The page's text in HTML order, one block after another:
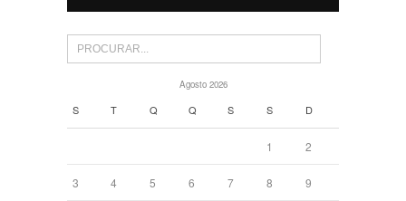
Agosto 2026
S T Q Q S S D
1 2
3 4 5 6 7 8 9